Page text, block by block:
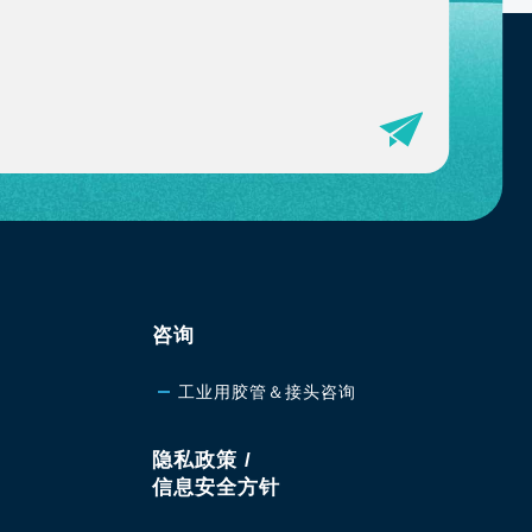
咨询
工业用胶管＆接头咨询
隐私政策 /
信息安全方针